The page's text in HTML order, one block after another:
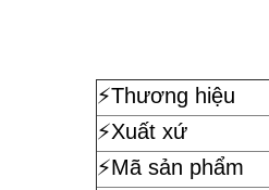
⚡️Thương hiệu
⚡️Xuất xứ
⚡️Mã sản phẩm